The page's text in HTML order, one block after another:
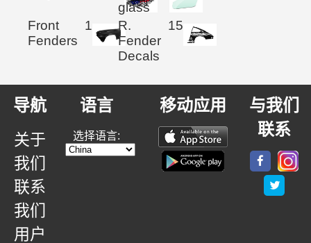
glass
Front
Fenders
1
R.
Fender
Decals
15
导航
关于
我们
联系
我们
用户
语言
选择语言:
移动应用
与我们
联系